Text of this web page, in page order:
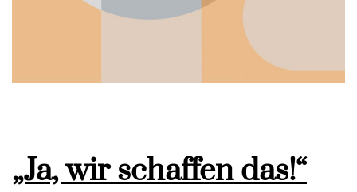
„Ja, wir schaffen das!“